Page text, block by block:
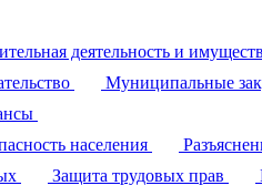
деятельность и
Муниципальные
населения
Защита трудовых прав